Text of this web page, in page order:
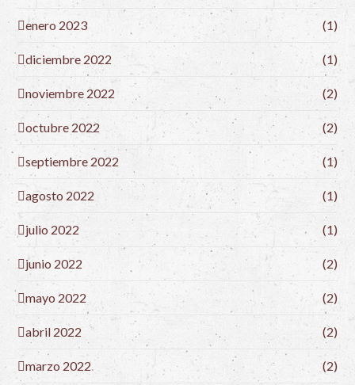
enero 2023 (1)
diciembre 2022 (1)
noviembre 2022 (2)
octubre 2022 (2)
septiembre 2022 (1)
agosto 2022 (1)
julio 2022 (1)
junio 2022 (2)
mayo 2022 (2)
abril 2022 (2)
marzo 2022 (2)